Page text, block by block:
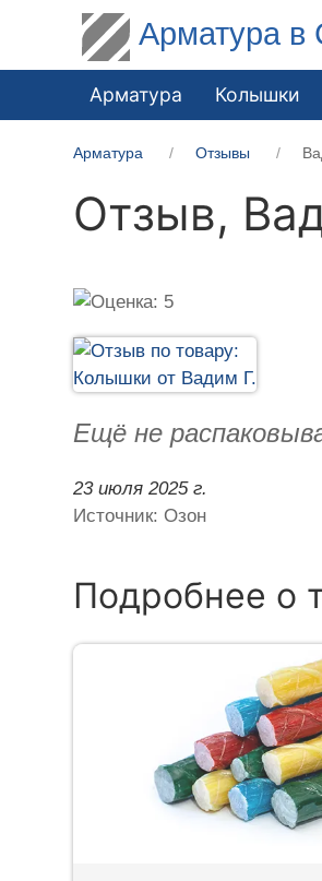
Арматура в
Арматура Колышки
Арматура Отзывы
Отзыв,
Ещё не
23 июля 2025 г.
Источник: Озон
Подробнее о